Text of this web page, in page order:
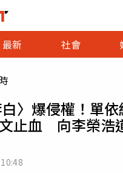
最新
社會
〉爆侵權！單
止血 向李榮浩